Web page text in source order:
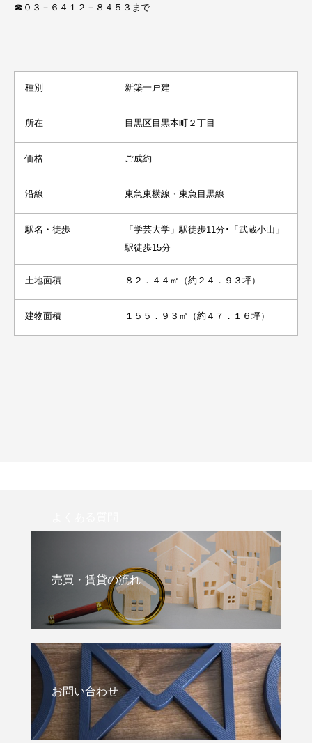
☎０３－６４１２－８４５３まで
種別 新築一戸建
所在 目黒区目黒本町２丁目
価格 ご成約
沿線 東急東横線・東急目黒線
駅名・徒歩
「学芸大学」駅徒歩11分･「武蔵小山」
駅徒歩15分
土地面積 ８２．４４㎡（約２４．９３坪）
建物面積 １５５．９３㎡（約４７．１６坪）
売買・賃貸の流れ
お問い合わせ